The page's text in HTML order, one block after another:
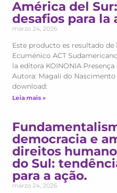
América del
desafios para la
marzo 24, 2026
Este producto es resultado de
Ecuménico ACT
la editora KOINONIA
Autora: Magali do Nascimento
download:
Leia mais »
democracia e
direitos
do Sul:
para a ação.
marzo 24, 2026